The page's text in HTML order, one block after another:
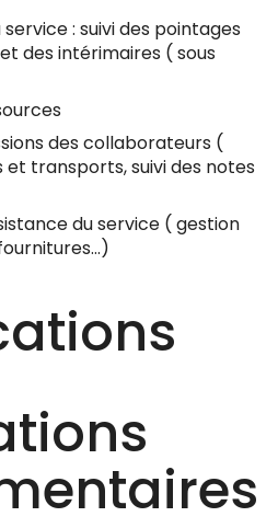
: suivi des pointages
des intérimaires ( sous
des collaborateurs (
et transports, suivi des notes
du service ( gestion